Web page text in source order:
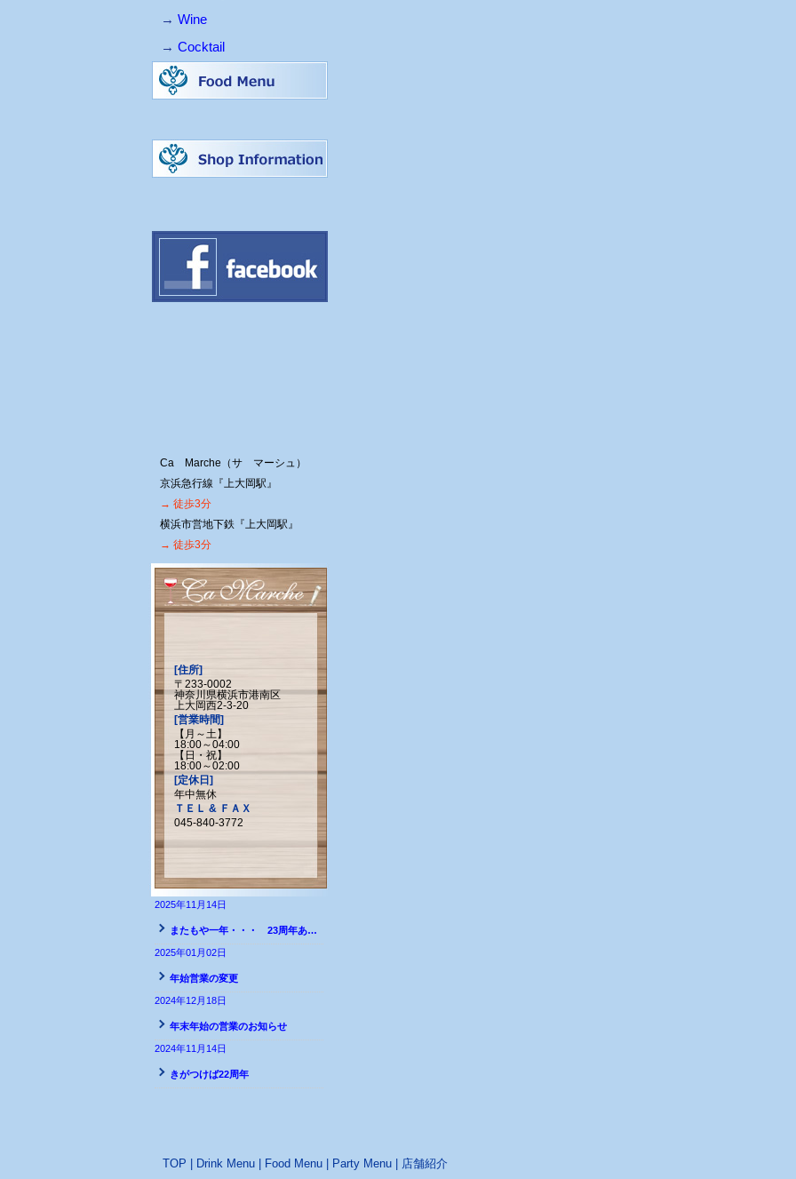
→ Wine
→ Cocktail
Ca Marche（サ マーシュ）
京浜急行線『上大岡駅』
→ 徒歩3分
横浜市営地下鉄『上大岡駅』
→ 徒歩3分
[住所]
〒233-0002
神奈川県横浜市港南区
上大岡西2-3-20
[営業時間]
【月～土】
18:00～04:00
【日・祝】
18:00～02:00
[定休日]
年中無休
ＴＥＬ & ＦＡＸ
045-840-3772
2025年11月14日
またもや一年・・・ 23周年ありがとうございます
2025年01月02日
年始営業の変更
2024年12月18日
年末年始の営業のお知らせ
2024年11月14日
きがつけば22周年
TOP Drink Menu| Food Menu| Party Menu| 店舗紹介